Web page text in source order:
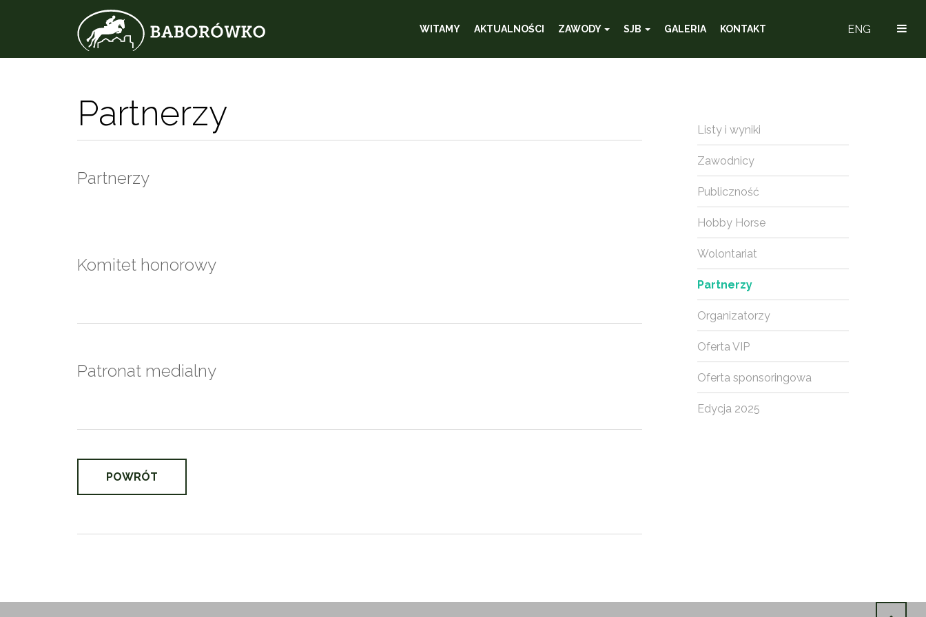
ENG
WITAMY AKTUALNOŚCI ZAWODY SJB GALERIA KONTAKT
Partnerzy
Partnerzy
Komitet honorowy
Patronat medialny
POWRÓT
Listy i wyniki
Zawodnicy
Publiczność
Hobby Horse
Wolontariat
Partnerzy
Organizatorzy
Oferta VIP
Oferta sponsoringowa
Edycja 2025